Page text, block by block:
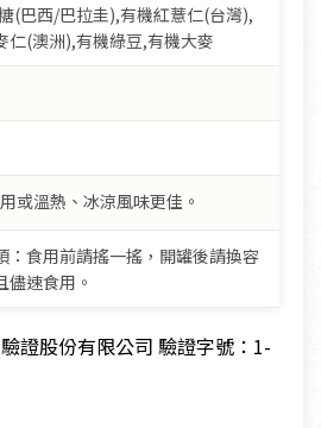
(巴西/巴拉圭),有機紅薏仁(台灣),
仁(澳洲),有機綠豆,有機大麥
或溫熱、冰涼風味更佳。
：食用前請搖一搖，開罐後請換容
儘速食用。
證股份有限公司 驗證字號：1-